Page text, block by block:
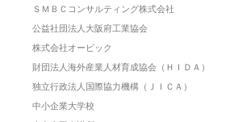
ＳＭＢＣコンサルティング株式会社
公益社団法人大阪府工業協会
株式会社オービック
財団法人海外産業人材育成協会（ＨＩＤＡ）
独立行政法人国際協力機構（ＪＩＣＡ）
中小企業大学校